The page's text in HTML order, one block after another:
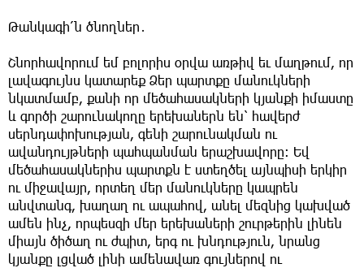
Թանկագի՛ն ծնողներ․
Շնորհավորում եմ բոլորիս օրվա առթիվ եւ մաղթում, որ
լավագույնս կատարեք Ձեր պարտքը մանուկների
նկատմամբ, քանի որ մեծահասակների կյանքի իմաստը
և գործի շարունակողը երեխաներն են՝ հավերժ
սերնդափոխության, գենի շարունակման ու
ավանդույթների պահպանման երաշխավորը: Եվ
մեծահասակներիս պարտքն է ստեղծել այնպիսի երկիր
ու միջավայր, որտեղ մեր մանուկները կապրեն
անվտանգ, խաղաղ ու ապահով, անել մեզնից կախված
ամեն ինչ, որպեսզի մեր երեխաների շուրթերին լինեն
միայն ծիծաղ ու ժպիտ, երգ ու խնդություն, նրանց
կյանքը լցված լինի ամենավառ գույներով ու